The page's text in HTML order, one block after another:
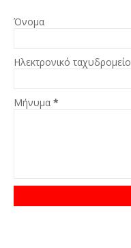
Όνομα
Ηλεκτρονικό ταχυδρομείο
Μήνυμα *